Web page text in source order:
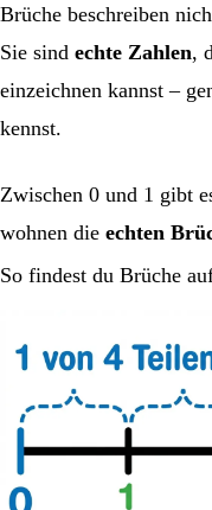
Brüche beschreiben
Sie sind echte Zahlen,
einzeichnen kannst –
kennst.
Zwischen 0 und 1 gibt
wohnen die echten
So findest du Brüche